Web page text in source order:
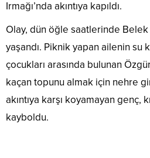
Irmağı’nda akıntıya kapıldı.
Olay, dün öğle saatlerinde Belek
yaşandı. Piknik yapan ailenin su
çocukları arasında bulunan
kaçan topunu almak için nehre
akıntıya karşı koyamayan genç,
kayboldu.